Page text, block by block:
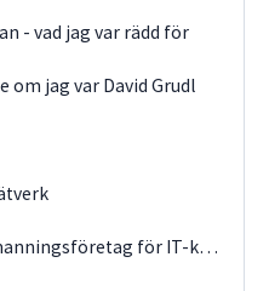
- vad jag var rädd för
om jag var David Grudl
Vad är mervärdet av ett bemanningsföretag för IT-kundens verksamhet?